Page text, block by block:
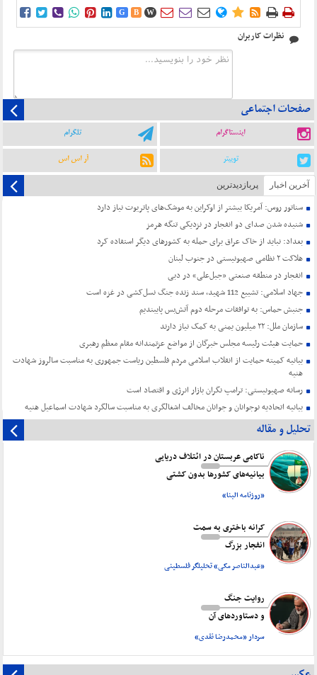
      G B W        
نظرات کاربران
صفحات اجتماعی
اینستاگرام تلگرام
توییتر آر اس اس
آخرین اخبار پربازدیدترین
سناتور روس: آمریکا بیشتر از اوکراین به موشک‌های پاتریوت نیاز دارد
شنیده شدن صدای دو انفجار در نزدیکی تنگه هرمز
بغداد: نباید از خاک عراق برای حمله به کشورهای دیگر استفاده کرد
هلاکت ۲ نظامی صهیونیستی در جنوب لبنان
انفجار در منطقه صنعتی «جبل‌علی» در دبی
جهاد اسلامی: تشییع 112 شهید، سند زنده جنگ نسل‌کشی در غزه است
جنبش حماس: به توافقات مرحله دوم آتش‌بس پایبندیم
سازمان ملل: ۲۲ میلیون یمنی به کمک نیاز دارند
حمایت هیئت رئیسه مجلس خبرگان از مواضع عزتمندانه مقام معظم رهبری
بیانیه کمیته حمایت از انقلاب اسلامی مردم فلسطین ریاست جمهوری به مناسبت سالروز شهادت
هنیه
رسانه صهیونیستی: ترامپ نگران بازار انرژی و اقتصاد است
بیانیه اتحادیه نوجوانان و جوانان مخالف اشغالگری به مناسبت سالگرد شهادت اسماعیل هنیه
تحلیل و مقاله
ناکامی عربستان در ائتلاف دریایی
بیانیه‌های کشورها بدون کشتی
«روزنامه البنا»
کرانه باختری به سمت
انفجار بزرگ
«عبدالناصر مکی» تحلیلگر فلسطینی
روایت جنگ
و دستاورد‌های آن
سردار «محمدرضا نقدی»